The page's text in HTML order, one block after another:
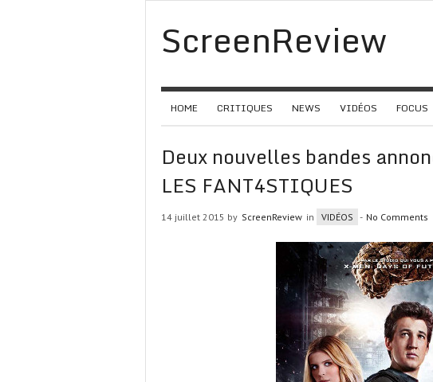
ScreenReview
HOME CRITIQUES NEWS VIDÉOS FOCUS
Deux nouvelles bandes
LES FANT4STIQUES
14 juillet 2015 by ScreenReview in VIDÉOS - No Comments